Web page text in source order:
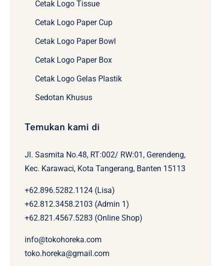
Cetak Logo Tissue
Cetak Logo Paper Cup
Cetak Logo Paper Bowl
Cetak Logo Paper Box
Cetak Logo Gelas Plastik
Sedotan Khusus
Temukan kami di
Jl. Sasmita No.48, RT:002/ RW:01, Gerendeng,
Kec. Karawaci, Kota Tangerang, Banten 15113
+62.896.5282.1124 (Lisa)
+62.812.3458.2103 (Admin 1)
+62.821.4567.5283 (Online Shop)
info@tokohoreka.com
toko.horeka@gmail.com